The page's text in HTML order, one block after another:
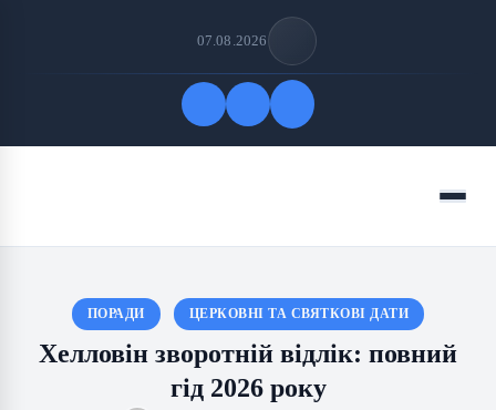
07.08.2026
Menu
ПОРАДИ ЦЕРКОВНІ ТА СВЯТКОВІ ДАТИ
Хелловін зворотній відлік: повний
гід 2026 року